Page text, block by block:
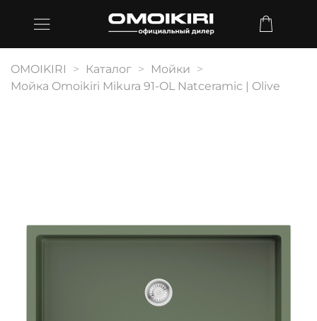
OMOIKIRI Каталог
Мойки
Мойка Omoikiri Mikura 91-OL Natceramic | Olive